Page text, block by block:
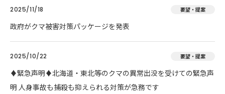
2025/11/18 要望・提案
政府がクマ被害対策パッケージを発表
2025/10/22 要望・提案
♦️緊急声明♦️北海道・東北等のクマの異常出没を受けての緊急声
明 人身事故も捕殺も抑えられる対策が急務です